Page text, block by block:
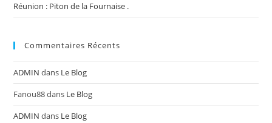
Réunion : Piton de la Fournaise .
Commentaires Récents
ADMIN dans Le Blog
Fanou88dans Le Blog
ADMIN dans Le Blog